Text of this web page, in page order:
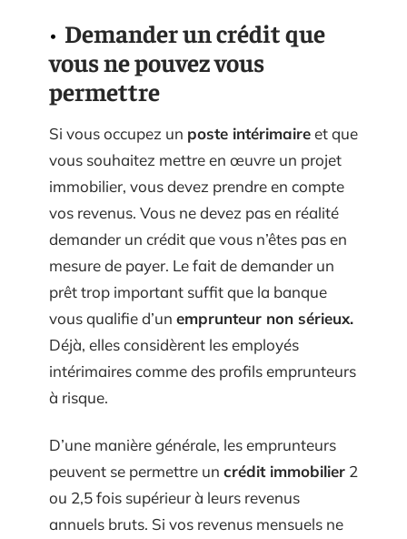
Demander un crédit que
vous ne pouvez vous
permettre
Si vous occupez un poste intérimaireet que
vous souhaitez mettre en œuvre un projet
immobilier, vous devez prendre en compte
vos revenus. Vous ne devez pas en réalité
demander un crédit que vous n’êtes pas en
mesure de payer. Le fait de demander un
prêt trop important suffit que la banque
vous qualifie d’un emprunteur non sérieux.
Déjà, elles considèrent les employés
intérimaires comme des profils emprunteurs
à risque.
D’une manière générale, les emprunteurs
peuvent se permettre un crédit immobilier 2
ou 2,5 fois supérieur à leurs revenus
annuels bruts. Si vos revenus mensuels ne